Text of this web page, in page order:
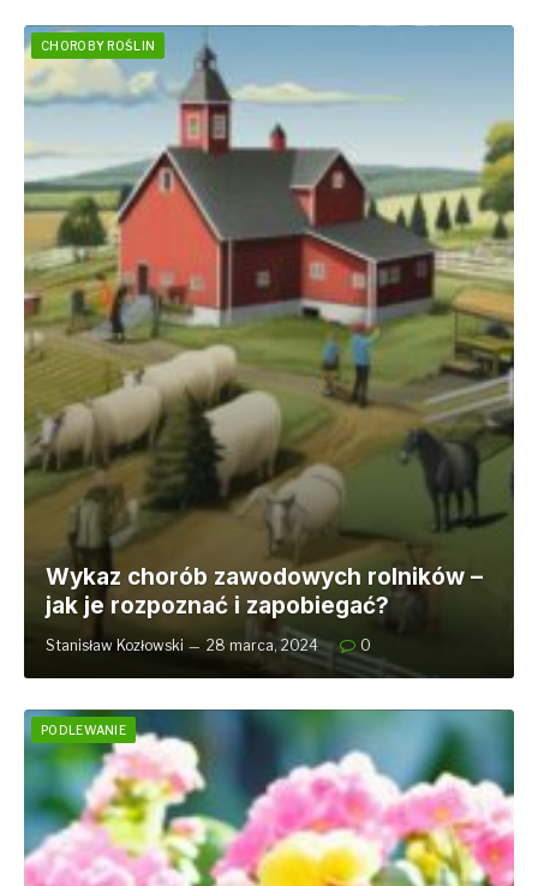
CHOROBY ROŚLIN
Wykaz chorób zawodowych rolników –
jak je rozpoznać i zapobiegać?
Stanisław Kozłowski 28 marca, 2024 0
PODLEWANIE